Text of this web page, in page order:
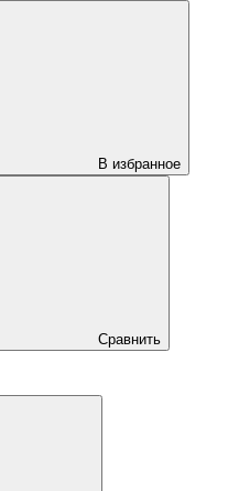
В избранное
Сравнить